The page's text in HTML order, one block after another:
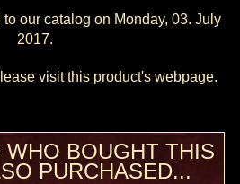
our catalog on Monday, 03. July
2017.
visit this product's webpage.
WHO BOUGHT THIS
PURCHASED...